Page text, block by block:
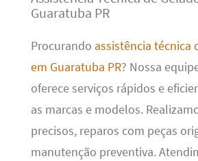
Guaratuba PR
Procurando assistência técnica
em Guaratuba PR? Nossa
oferece serviços rápidos e
as marcas e modelos.
precisos, reparos com peças
manutenção preventiva.